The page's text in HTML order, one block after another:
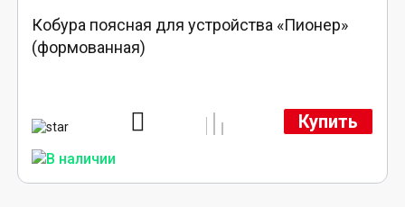
Кобура поясная для устройства «Пионер»
(формованная)
Купить